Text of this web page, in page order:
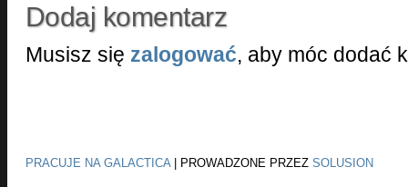
Dodaj komentarz
Musisz się zalogować, aby móc dodać
PRACUJE NA GALACTICA| PROWADZONE PRZEZ SOLUSION